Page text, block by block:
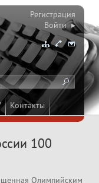
Контакты
Регистрация
Войти ▸
100
Олимпийским